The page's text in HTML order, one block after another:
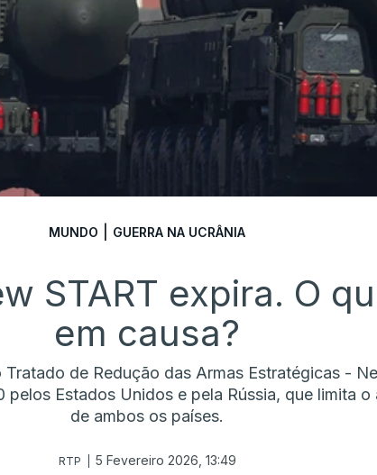
MUNDO GUERRA NA UCRÂNIA
START expira. O
em causa?
de Redução das Armas Estratégicas -
pelos Estados Unidos e pela Rússia, que limita o
de ambos os países.
RTP 5 Fevereiro 2026, 13:49